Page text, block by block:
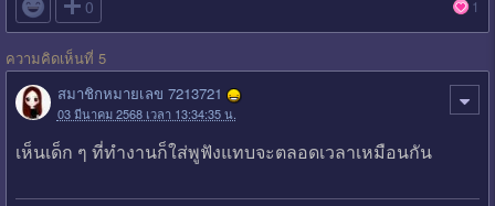
 0 1
ความคิดเห็นที่ 5
สมาชิกหมายเลข 7213721
03 มีนาคม 2568 เวลา 13:34:35 น.
เห็นเด็ก ๆ ที่ทำงานก็ใส่พูฟังแทบจะตลอดเวลาเหมือนกัน